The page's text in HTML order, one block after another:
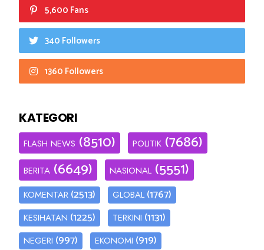
5,600 Fans
340 Followers
1360 Followers
KATEGORI
FLASH NEWS (8510) POLITIK (7686)
BERITA (6649) NASIONAL (5551)
KOMENTAR (2513) GLOBAL (1767)
KESIHATAN (1225) TERKINI (1131)
NEGERI (997) EKONOMI (919)